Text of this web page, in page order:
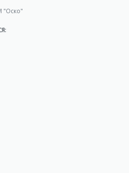
"Оско"